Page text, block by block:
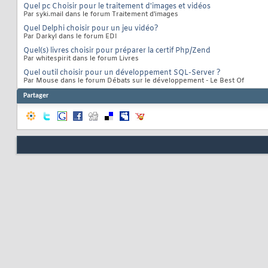
Quel pc Choisir pour le traitement d'images et vidéos
Par syki.mail dans le forum Traitement d'images
Quel Delphi choisir pour un jeu vidéo?
Par Darkyl dans le forum EDI
Quel(s) livres choisir pour préparer la certif Php/Zend
Par whitespirit dans le forum Livres
Quel outil choisir pour un développement SQL-Server ?
Par Mouse dans le forum Débats sur le développement - Le Best Of
Partager